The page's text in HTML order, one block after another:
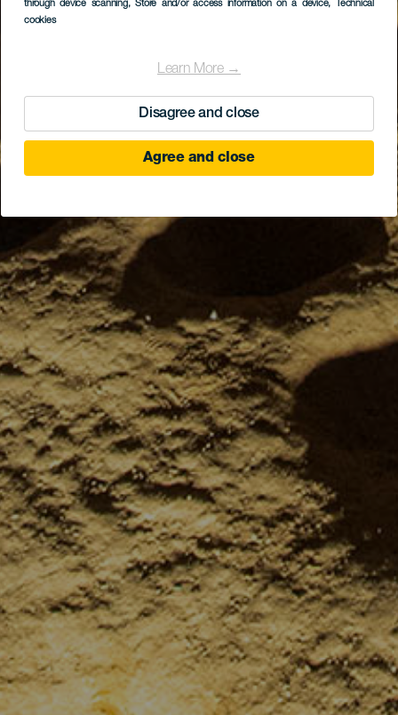
through device scanning, Store and/or access information on a device, Technical
cookies
Learn More →
Disagree and close
Agree and close